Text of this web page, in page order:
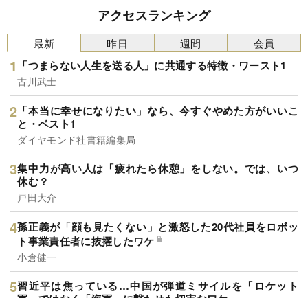
アクセスランキング
最新
「つまらない人生を送る人」に共通する特徴・ワースト1
古川武士
「本当に幸せになりたい」なら、今すぐやめた方がいいこ
と・ベスト1
ダイヤモンド社書籍編集局
集中力が高い人は「疲れたら休憩」をしない。では、いつ
休む？
戸田大介
孫正義が「顔も見たくない」と激怒した20代社員をロボッ
ト事業責任者に抜擢したワケ
小倉健一
習近平は焦っている…中国が弾道ミサイルを「ロケット
昨日 週間 会員